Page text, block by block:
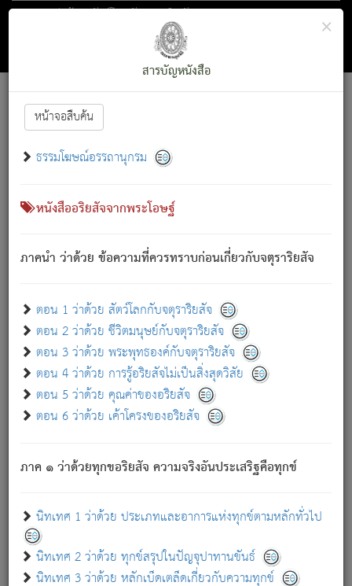
ตอน 1 ว่าด้วย สัตว์โลกกับจตุราริยสัจ
สารบัญ×
สารบัญหนังสือ
หน้าจอสืบค้น
ธรรมโฆษณ์อรรถานุกรม
หนังสืออริยสัจจากพระโอษฐ์
ภาคนำ ว่าด้วย ข้อความที่ควรทราบก่อนเกี่ยวกับจตุราริยสัจ
ตอน 1 ว่าด้วย สัตว์โลกกับจตุราริยสัจ
ตอน 2 ว่าด้วย ชีวิตมนุษย์กับจตุราริยสัจ
ตอน 3 ว่าด้วย พระพุทธองค์กับจตุราริยสัจ
ตอน 4 ว่าด้วย การรู้อริยสัจไม่เป็นสิ่งสุดวิสัย
ตอน 5 ว่าด้วย คุณค่าของอริยสัจ
ตอน 6 ว่าด้วย เค้าโครงของอริยสัจ
ภาค ๑ ว่าด้วยทุกขอริยสัจ ความจริงอันประเสริฐคือทุกข์
นิทเทศ 1 ว่าด้วย ประเภทและอาการแห่งทุกข์ตามหลักทั่วไป
นิทเทศ 2 ว่าด้วย ทุกข์สรุปในปัญจุปาทานขันธ์
นิทเทศ 3 ว่าด้วย หลักเบ็ดเตล็ดเกี่ยวกับความทุกข์
Font :15 ]||
สัตว์โลกนี้ เกิดความเดือดร้อนแล้ว มีผัสสะบังหน้า
เขาสำคัญสิ่งใด โดยความเป็นประการใด แต่สิ่งนั้นย่อมเป็น
(ตามที่เป็นจริง) โดยประการอื่นจากที่เขาสำคัญนั้น
สัตว์โลกติดข้องอยู่ในภพ ถูกภพบังหน้าแล้ว มีภพโดยความ
เป็นอย่างอื่น (จากที่มันเป็นอยู่จริง) จึงได้เพลิดเพลินยิ่งนักในภพ
เขาเพลิดเพลินยิ่งนักในสิ่งใด สิ่งนั้นเป็นภัย (ที่เขาไม่รู้จัก)
เขากลัวต่อสิ่งใดสิ่งนั้นเป็นทุกข์
พรหมจรรย์นี้ อันบุคคลย่อมประพฤติ ก็เพื่อการละขาดซึ่ง
ภพ.
สมณะหรือพราหมณ์เหล่าใด กล่าวความหลุดพ้นจากภพว่า
มีได้เพราะภพ เรากล่าวว่า สมณะหรือพราหมณ์ทั้งปวงนั้น
มิใช่ผู้หลดพ้นจากภพ.
ภพ ว่ามีได้เพราะวิภพ[2]: เรากล่าวว่า สมณะหรือพราหมณ์ทั้ง
ปวงนั้น ก็ยังสลัดภพออกไปไม่ได้.
ก็ทุกข์นี้มีขึ้น เพราะอาศัยซึ่งอุปธิทั้งปวง.
เพราะความสิ้นไปแห่งอุปาทานทั้งปวง ความเกิดขึ้นแห่ง
ทุกข์จึงไม่มี.
ท่านจงดูโลกนี้เถิด (จะเห็นว่า) สัตว์ทั้งหลายอันอวิชาหนา